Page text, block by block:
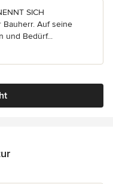
SICH
Bauherr. Auf seine
und Bedürf...
Sternen